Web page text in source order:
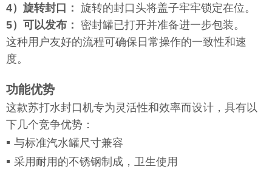
4）旋转封口： 旋转的封口头将盖子牢牢锁定在位。
5）可以发布： 密封罐已打开并准备进一步包装。
这种用户友好的流程可确保日常操作的一致性和速
度。
功能优势
这款苏打水封口机专为灵活性和效率而设计，具有以
下几个竞争优势：
▪ 与标准汽水罐尺寸兼容
▪ 采用耐用的不锈钢制成，卫生使用